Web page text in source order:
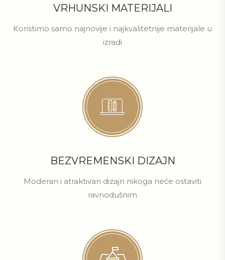
VRHUNSKI MATERIJALI
Koristimo samo najnovije i najkvalitetnije materijale u
izradi
BEZVREMENSKI DIZAJN
Moderan i atraktivan dizajn nikoga neće ostaviti
ravnodušnim